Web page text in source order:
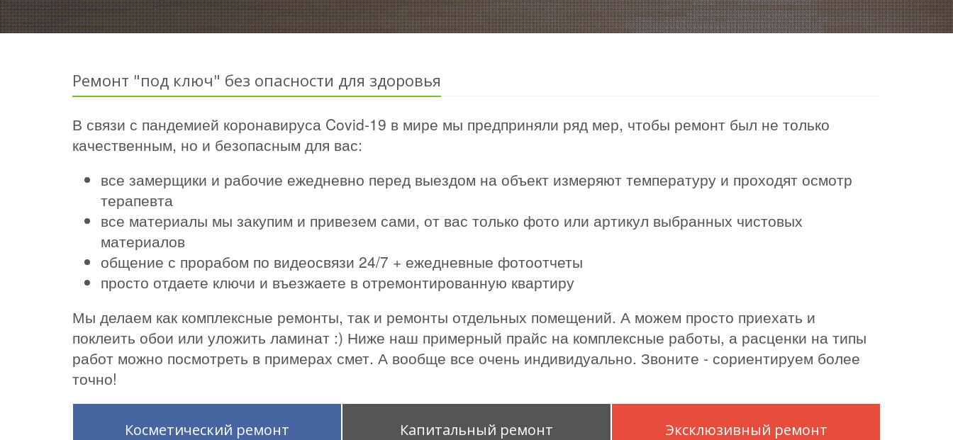
Ремонт "под ключ" без опасности для здоровья
В связи с пандемией коронавируса Covid-19 в мире мы предприняли ряд мер, чтобы ремонт был не только
качественным, но и безопасным для вас:
все замерщики и рабочие ежедневно перед выездом на объект измеряют температуру и проходят осмотр
терапевта
все материалы мы закупим и привезем сами, от вас только фото или артикул выбранных чистовых
материалов
общение с прорабом по видеосвязи 24/7 + ежедневные фотоотчеты
просто отдаете ключи и въезжаете в отремонтированную квартиру
Мы делаем как комплексные ремонты, так и ремонты отдельных помещений. А можем просто приехать и
поклеить обои или уложить ламинат :) Ниже наш примерный прайс на комплексные работы, а расценки на типы
работ можно посмотреть в примерах смет. А вообще все очень индивидуально. Звоните - сориентируем более
точно!
Косметический ремонт Капитальный ремонт Эксклюзивный ремонт